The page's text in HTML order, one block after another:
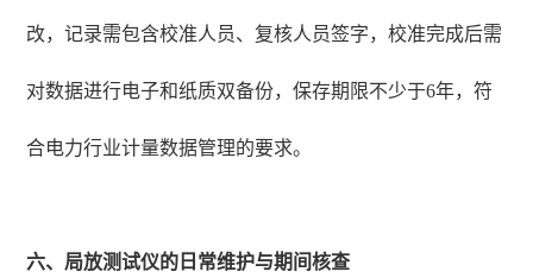
改，记录需包含校准人员、复核人员签字，校准完成后需
对数据进行电子和纸质双备份，保存期限不少于6年，符
合电力行业计量数据管理的要求。
六、局放测试仪的日常维护与期间核查